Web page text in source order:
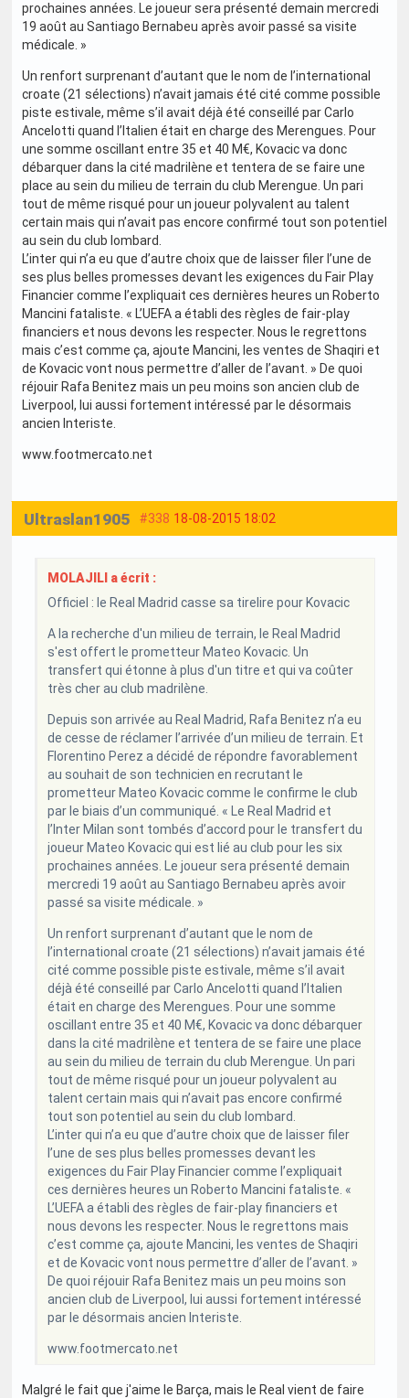
prochaines années. Le joueur sera présenté demain mercredi
19 août au Santiago Bernabeu après avoir passé sa visite
médicale. »
Un renfort surprenant d’autant que le nom de l’international
croate (21 sélections) n’avait jamais été cité comme possible
piste estivale, même s’il avait déjà été conseillé par Carlo
Ancelotti quand l’Italien était en charge des Merengues. Pour
une somme oscillant entre 35 et 40 M€, Kovacic va donc
débarquer dans la cité madrilène et tentera de se faire une
place au sein du milieu de terrain du club Merengue. Un pari
tout de même risqué pour un joueur polyvalent au talent
certain mais qui n’avait pas encore confirmé tout son potentiel
au sein du club lombard.
L’inter qui n’a eu que d’autre choix que de laisser filer l’une de
ses plus belles promesses devant les exigences du Fair Play
Financier comme l’expliquait ces dernières heures un Roberto
Mancini fataliste. « L’UEFA a établi des règles de fair-play
financiers et nous devons les respecter. Nous le regrettons
mais c’est comme ça, ajoute Mancini, les ventes de Shaqiri et
de Kovacic vont nous permettre d’aller de l’avant. » De quoi
réjouir Rafa Benitez mais un peu moins son ancien club de
Liverpool, lui aussi fortement intéressé par le désormais
ancien Interiste.
www.footmercato.net
#338 18-08-2015 18:02
Ultraslan1905
MOLAJILI a écrit :
Officiel : le Real Madrid casse sa tirelire pour Kovacic
A la recherche d'un milieu de terrain, le Real Madrid
s'est offert le prometteur Mateo Kovacic. Un
transfert qui étonne à plus d'un titre et qui va coûter
très cher au club madrilène.
Depuis son arrivée au Real Madrid, Rafa Benitez n’a eu
de cesse de réclamer l’arrivée d’un milieu de terrain. Et
Florentino Perez a décidé de répondre favorablement
au souhait de son technicien en recrutant le
prometteur Mateo Kovacic comme le confirme le club
par le biais d’un communiqué. « Le Real Madrid et
l’Inter Milan sont tombés d’accord pour le transfert du
joueur Mateo Kovacic qui est lié au club pour les six
prochaines années. Le joueur sera présenté demain
mercredi 19 août au Santiago Bernabeu après avoir
passé sa visite médicale. »
Un renfort surprenant d’autant que le nom de
l’international croate (21 sélections) n’avait jamais été
cité comme possible piste estivale, même s’il avait
déjà été conseillé par Carlo Ancelotti quand l’Italien
était en charge des Merengues. Pour une somme
oscillant entre 35 et 40 M€, Kovacic va donc débarquer
dans la cité madrilène et tentera de se faire une place
au sein du milieu de terrain du club Merengue. Un pari
tout de même risqué pour un joueur polyvalent au
talent certain mais qui n’avait pas encore confirmé
tout son potentiel au sein du club lombard.
L’inter qui n’a eu que d’autre choix que de laisser filer
l’une de ses plus belles promesses devant les
exigences du Fair Play Financier comme l’expliquait
ces dernières heures un Roberto Mancini fataliste. «
L’UEFA a établi des règles de fair-play financiers et
nous devons les respecter. Nous le regrettons mais
c’est comme ça, ajoute Mancini, les ventes de Shaqiri
et de Kovacic vont nous permettre d’aller de l’avant. »
De quoi réjouir Rafa Benitez mais un peu moins son
ancien club de Liverpool, lui aussi fortement intéressé
par le désormais ancien Interiste.
www.footmercato.net
Malgré le fait que j'aime le Barça, mais le Real vient de faire